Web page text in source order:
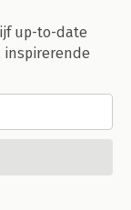
up-to-date
inspirerende